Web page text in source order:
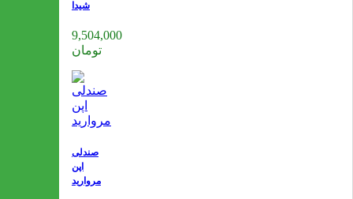
شیدا
9,504,000
تومان
صندلی
اپن
مروارید